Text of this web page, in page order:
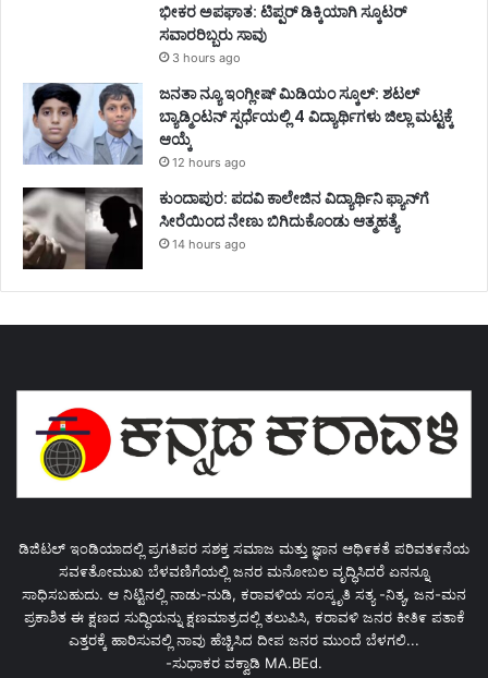
ಭೀಕರ ಅಪಘಾತ: ಟಿಪ್ಪರ್ ಡಿಕ್ಕಿಯಾಗಿ ಸ್ಕೂಟರ್
ಸವಾರರಿಬ್ಬರು ಸಾವು
3 hours ago
ಜನತಾ ನ್ಯೂ ಇಂಗ್ಲೀಷ್ ಮಿಡಿಯಂ ಸ್ಕೂಲ್: ಶಟಲ್
ಬ್ಯಾಡ್ಮಿಂಟನ್ ಸ್ಪರ್ಧೆಯಲ್ಲಿ 4 ವಿದ್ಯಾರ್ಥಿಗಳು ಜಿಲ್ಲಾ ಮಟ್ಟಕ್ಕೆ
ಆಯ್ಕೆ
12 hours ago
ಕುಂದಾಪುರ: ಪದವಿ ಕಾಲೇಜಿನ ವಿದ್ಯಾರ್ಥಿನಿ ಫ್ಯಾನ್‌ಗೆ
ಸೀರೆಯಿಂದ ನೇಣು ಬಿಗಿದುಕೊಂಡು ಆತ್ಮಹತ್ಯೆ
14 hours ago
ಡಿಜಿಟಲ್ ಇಂಡಿಯಾದಲ್ಲಿ ಪ್ರಗತಿಪರ ಸಶಕ್ತ ಸಮಾಜ ಮತ್ತು ಜ್ಞಾನ ಆಥಿ೯ಕತೆ ಪರಿವತ೯ನೆಯ
ಸವ೯ತೋಮುಖ ಬೆಳವಣಿಗೆಯಲ್ಲಿ ಜನರ ಮನೋಬಲ ವೃದ್ಧಿಸಿದರೆ ಏನನ್ನೂ
ಸಾಧಿಸಬಹುದು. ಆ ನಿಟ್ಟಿನಲ್ಲಿ ನಾಡು-ನುಡಿ, ಕರಾವಳಿಯ ಸಂಸ್ಕೃತಿ ಸತ್ಯ -ನಿತ್ಯ, ಜನ-ಮನ
ಪ್ರಕಾಶಿತ ಈ ಕ್ಷಣದ ಸುದ್ಧಿಯನ್ನು ಕ್ಷಣಮಾತ್ರದಲ್ಲಿ ತಲುಪಿಸಿ, ಕರಾವಳಿ ಜನರ ಕೀತಿ೯ ಪತಾಕೆ
ಎತ್ತರಕ್ಕೆ ಹಾರಿಸುವಲ್ಲಿ ನಾವು ಹೆಚ್ಚಿಸಿದ ದೀಪ ಜನರ ಮುಂದೆ ಬೆಳಗಲಿ...
-ಸುಧಾಕರ ವಕ್ವಾಡಿ MA.BEd.